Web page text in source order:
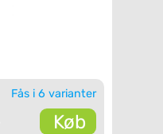
Fås i 6 varianter
Køb